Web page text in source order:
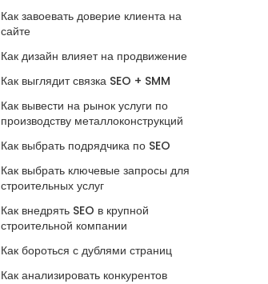
Как завоевать доверие клиента на
сайте
Как дизайн влияет на продвижение
Как выглядит связка SEO + SMM
Как вывести на рынок услуги по
производству металлоконструкций
Как выбрать подрядчика по SEO
Как выбрать ключевые запросы для
строительных услуг
Как внедрять SEO в крупной
строительной компании
Как бороться с дублями страниц
Как анализировать конкурентов